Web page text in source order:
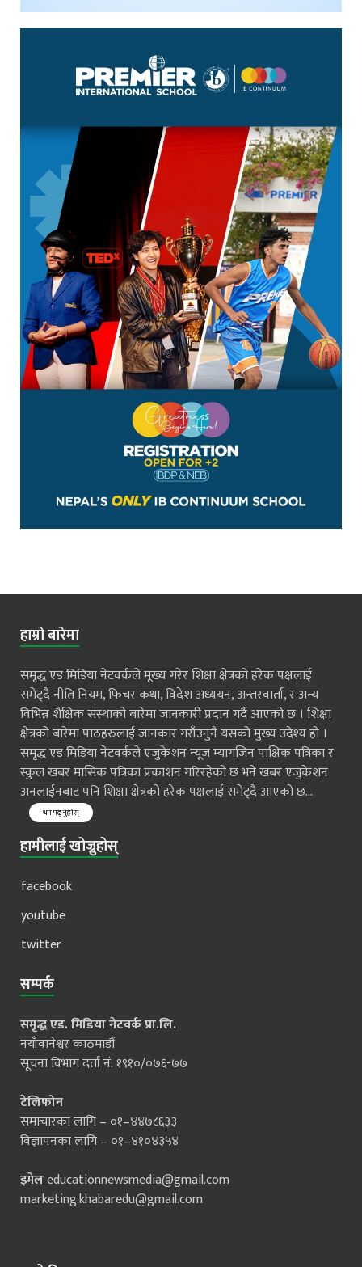
हाम्रो बारेमा
समृद्ध एड मिडिया नेटवर्कले मूख्य गरेर शिक्षा क्षेत्रको हरेक पक्षलाई
समेट्दै नीति नियम, फिचर कथा, विदेश अध्ययन, अन्तरवार्ता, र अन्य
विभिन्न शैक्षिक संस्थाको बारेमा जानकारी प्रदान गर्दै आएको छ । शिक्षा
क्षेत्रको बारेमा पाठहरुलाई जानकार गराँउनुनै यसको मुख्य उदेश्य हो ।
समृद्ध एड मिडिया नेटवर्कले एजुकेशन न्यूज म्यागजिन पाक्षिक पत्रिका र
स्कुल खबर मासिक पत्रिका प्रकाशन गरिरहेको छ भने खबर एजुकेशन
अनलाईनबाट पनि शिक्षा क्षेत्रको हरेक पक्षलाई समेट्दै आएको छ...
थप पढ्नुहोस्
हामीलाई खोज्नुहोस्
facebook
youtube
twitter
सम्पर्क
समृद्ध एड. मिडिया नेटवर्क प्रा.लि.
नयाँवानेश्वर काठमाडौं
सूचना विभाग दर्ता नं: १९१०/०७६-७७
टेलिफोन
समाचारका लागि – ०१–४४७८६३३
विज्ञापनका लागि – ०१–४१०४३५४
इमेलeducationnewsmedia@gmail.com
marketing.khabaredu@gmail.com